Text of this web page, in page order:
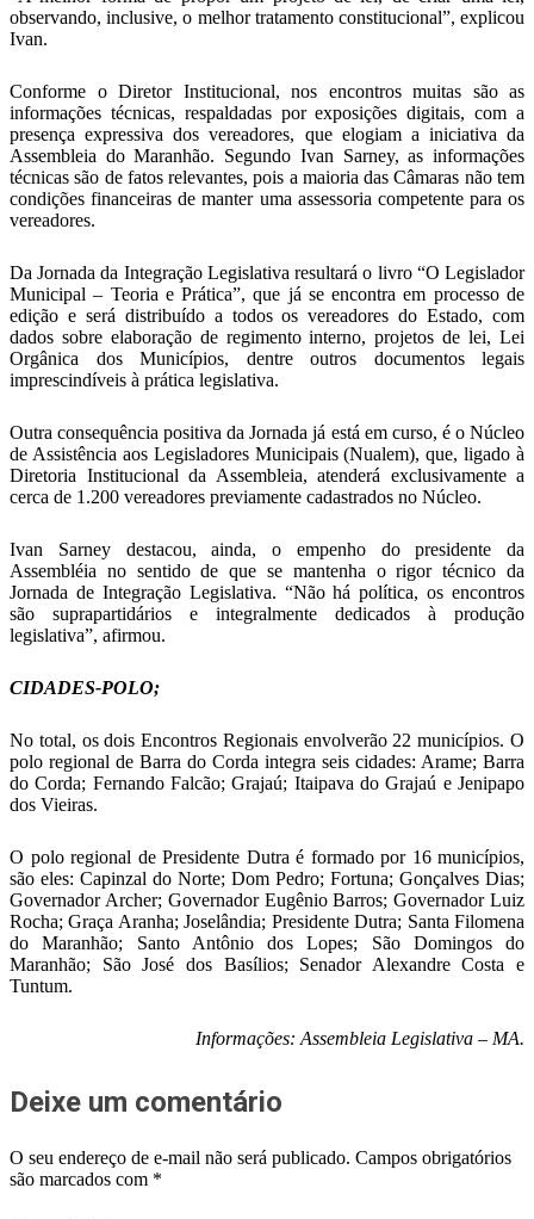
observando, inclusive, o melhor tratamento constitucional”, explicou
Ivan.
Conforme o Diretor Institucional, nos encontros muitas são as
informações técnicas, respaldadas por exposições digitais, com a
presença expressiva dos vereadores, que elogiam a iniciativa da
Assembleia do Maranhão. Segundo Ivan Sarney, as informações
técnicas são de fatos relevantes, pois a maioria das Câmaras não tem
condições financeiras de manter uma assessoria competente para os
vereadores.
Da Jornada da Integração Legislativa resultará o livro “O Legislador
Municipal – Teoria e Prática”, que já se encontra em processo de
edição e será distribuído a todos os vereadores do Estado, com
dados sobre elaboração de regimento interno, projetos de lei, Lei
Orgânica dos Municípios, dentre outros documentos legais
imprescindíveis à prática legislativa.
Outra consequência positiva da Jornada já está em curso, é o Núcleo
de Assistência aos Legisladores Municipais (Nualem), que, ligado à
Diretoria Institucional da Assembleia, atenderá exclusivamente a
cerca de 1.200 vereadores previamente cadastrados no Núcleo.
Ivan Sarney destacou, ainda, o empenho do presidente da
Assembléia no sentido de que se mantenha o rigor técnico da
Jornada de Integração Legislativa. “Não há política, os encontros
são suprapartidários e integralmente dedicados à produção
legislativa”, afirmou.
CIDADES-POLO;
No total, os dois Encontros Regionais envolverão 22 municípios. O
polo regional de Barra do Corda integra seis cidades: Arame; Barra
do Corda; Fernando Falcão; Grajaú; Itaipava do Grajaú e Jenipapo
dos Vieiras.
O polo regional de Presidente Dutra é formado por 16 municípios,
são eles: Capinzal do Norte; Dom Pedro; Fortuna; Gonçalves Dias;
Governador Archer; Governador Eugênio Barros; Governador Luiz
Rocha; Graça Aranha; Joselândia; Presidente Dutra; Santa Filomena
do Maranhão; Santo Antônio dos Lopes; São Domingos do
Maranhão; São José dos Basílios; Senador Alexandre Costa e
Tuntum.
Informações: Assembleia Legislativa – MA.
Deixe um comentário
O seu endereço de e-mail não será publicado. Campos obrigatórios
são marcados com *